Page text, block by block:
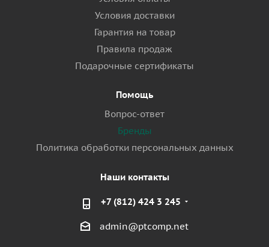
Условия доставки
Гарантия на товар
Правила продаж
Подарочные сертификаты
Помощь
Вопрос-ответ
Бренды
Политика обработки персональных данных
Наши контакты
+7 (812) 424 3 245
admin@ptcomp.net